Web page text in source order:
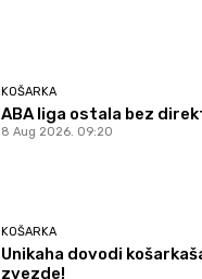
KOŠARKA
ABA liga ostala bez
8 Aug 2026. 09:20
KOŠARKA
Unikaha dovodi
zvezde!